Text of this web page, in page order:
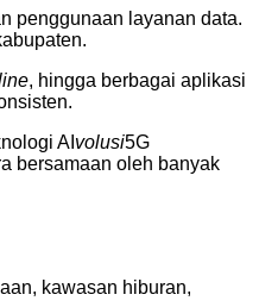
penggunaan layanan data.
, hingga berbagai aplikasi
AI volusi5G
bersamaan oleh banyak
kawasan hiburan,